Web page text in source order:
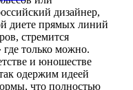
дизайнер,
диете прямых линий
стремится
только можно.
и юношестве
одержим идеей
что полностью